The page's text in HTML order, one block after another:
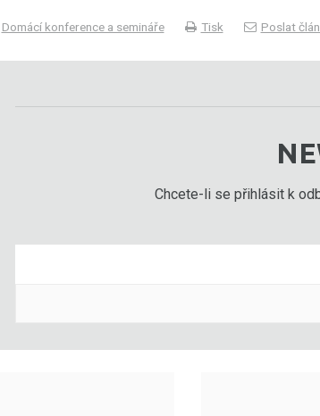
Domácí konference a semináře Tisk Poslat
Chcete-li se přihlásit k